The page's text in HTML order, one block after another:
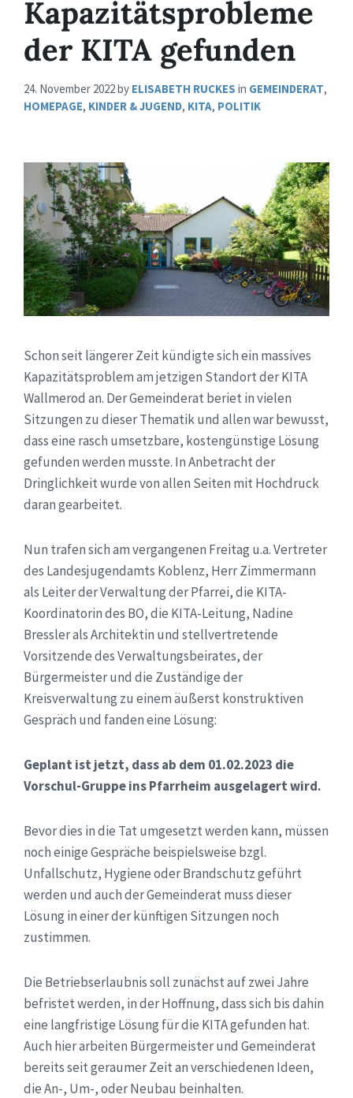
Kapazitätsprobleme
der KITA gefunden
24. November 2022by ELISABETH RUCKES in GEMEINDERAT,
HOMEPAGE, KINDER & JUGEND, KITA, POLITIK
Schon seit längerer Zeit kündigte sich ein massives
Kapazitätsproblem am jetzigen Standort der KITA
Wallmerod an. Der Gemeinderat beriet in vielen
Sitzungen zu dieser Thematik und allen war bewusst,
dass eine rasch umsetzbare, kostengünstige Lösung
gefunden werden musste. In Anbetracht der
Dringlichkeit wurde von allen Seiten mit Hochdruck
daran gearbeitet.
Nun trafen sich am vergangenen Freitag u.a. Vertreter
des Landesjugendamts Koblenz, Herr Zimmermann
als Leiter der Verwaltung der Pfarrei, die KITA-
Koordinatorin des BO, die KITA-Leitung, Nadine
Bressler als Architektin und stellvertretende
Vorsitzende des Verwaltungsbeirates, der
Bürgermeister und die Zuständige der
Kreisverwaltung zu einem äußerst konstruktiven
Gespräch und fanden eine Lösung:
Geplant ist jetzt, dass ab dem 01.02.2023 die
Vorschul-Gruppe ins Pfarrheim ausgelagert wird.
Bevor dies in die Tat umgesetzt werden kann, müssen
noch einige Gespräche beispielsweise bzgl.
Unfallschutz, Hygiene oder Brandschutz geführt
werden und auch der Gemeinderat muss dieser
Lösung in einer der künftigen Sitzungen noch
zustimmen.
Die Betriebserlaubnis soll zunächst auf zwei Jahre
befristet werden, in der Hoffnung, dass sich bis dahin
eine langfristige Lösung für die KITA gefunden hat.
Auch hier arbeiten Bürgermeister und Gemeinderat
bereits seit geraumer Zeit an verschiedenen Ideen,
die An-, Um-, oder Neubau beinhalten.